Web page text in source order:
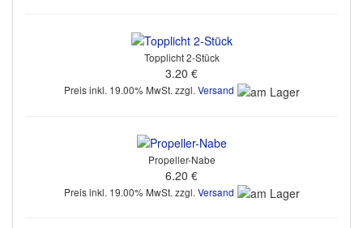
Topplicht 2-Stück
3.20 €
Preis inkl. 19.00% MwSt. zzgl. Versand
Propeller-Nabe
6.20 €
Preis inkl. 19.00% MwSt. zzgl. Versand